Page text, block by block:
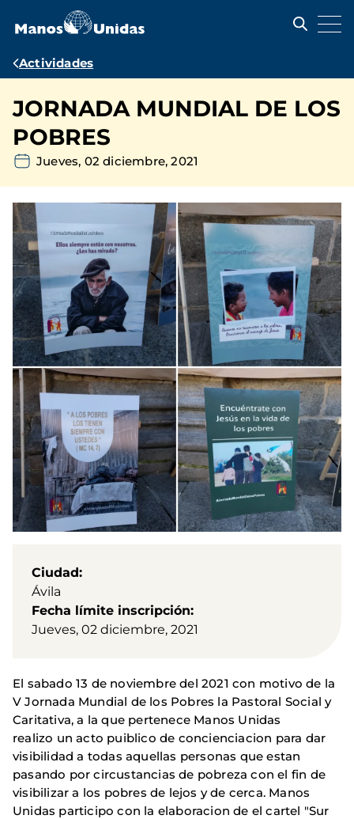
contenido
Ruta
navegación
Actividades
JORNADA MUNDIAL DE LOS
POBRES
Jueves, 02 diciembre, 2021
Ciudad
Ávila
Fecha límite inscripción
Jueves, 02 diciembre, 2021
El sabado 13 de noviembre del 2021 con motivo de la
V Jornada Mundial de los Pobres la Pastoral Social y
Caritativa, a la que pertenece Manos Unidas
realizo un acto puiblico de concienciacion para dar
visibilidad a todas aquellas personas que estan
pasando por circustancias de pobreza con el fin de
visibilizar a los pobres de lejos y de cerca. Manos
Unidas participo con la elaboracion de el cartel "Sur